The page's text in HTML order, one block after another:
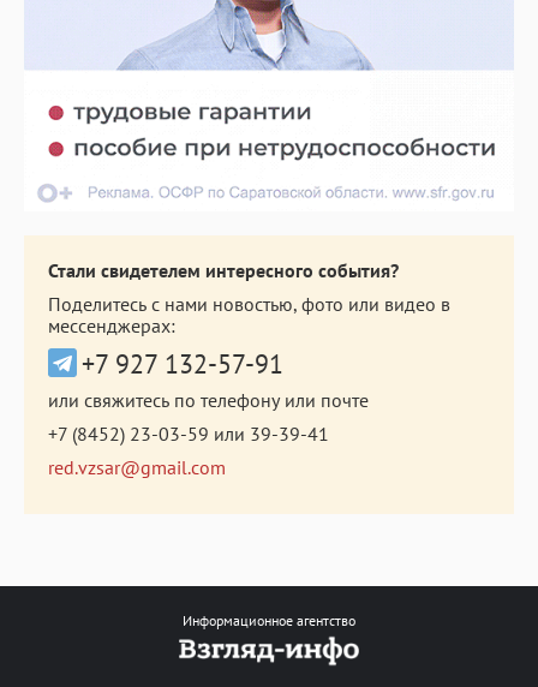
Стали свидетелем интересного события?
Поделитесь с нами новостью, фото или видео в
мессенджерах:
+7 927 132-57-91
или свяжитесь по телефону или почте
+7 (8452) 23-03-59 или 39-39-41
red.vzsar@gmail.com
Информационное агентство